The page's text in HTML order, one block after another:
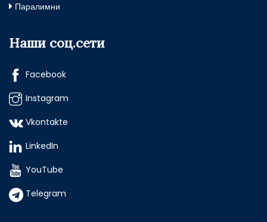
Паралимни
Наши соц.сети
Facebook
Instagram
Vkontakte
LinkedIn
YouTube
Telegram